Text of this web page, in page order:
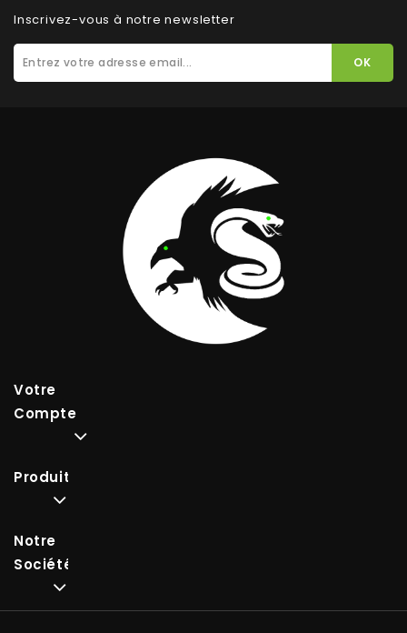
Inscrivez-vous à notre newsletter
Votre
Compte
Produits
Notre
Société